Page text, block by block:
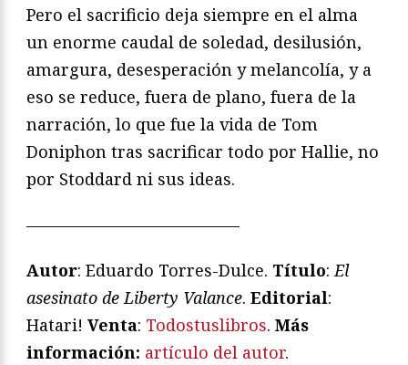
Pero el sacrificio deja siempre en el alma
un enorme caudal de soledad, desilusión,
amargura, desesperación y melancolía, y a
eso se reduce, fuera de plano, fuera de la
narración, lo que fue la vida de Tom
Doniphon tras sacrificar todo por Hallie, no
por Stoddard ni sus ideas.
—————————————
Autor: Eduardo Torres-Dulce. Título:El
asesinato de Liberty Valance. Editorial:
Hatari! Venta: Todostuslibros. Más
información: artículo del autor.